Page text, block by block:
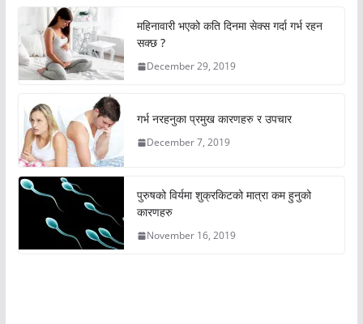
महिनावारी भएको कति दिनमा सेक्स गर्दा गर्भ रहन
सक्छ ?
December 29, 2019
गर्भ नरहनुका प्रमुख कारणहरु र उपचार
December 7, 2019
पुरुषको विर्यमा शुक्रकिटको मात्रा कम हुनुको
कारणहरु
November 16, 2019